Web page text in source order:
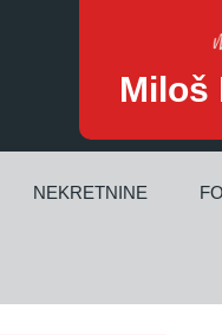
Miloš
NEKRETNINE